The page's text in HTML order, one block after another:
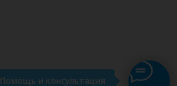
Помощь и консультация